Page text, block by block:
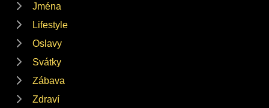
Jména
Lifestyle
Oslavy
Svátky
Zábava
Zdraví